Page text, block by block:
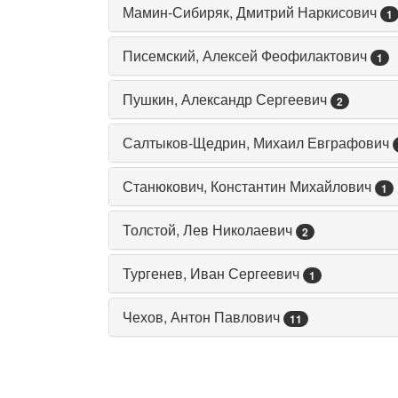
Мамин-Сибиряк, Дмитрий Наркисович 1
Писемский, Алексей Феофилактович 1
Пушкин, Александр Сергеевич 2
Салтыков-Щедрин, Михаил Евграфович
Станюкович, Константин Михайлович 1
Толстой, Лев Николаевич 2
Тургенев, Иван Сергеевич 1
Чехов, Антон Павлович 11